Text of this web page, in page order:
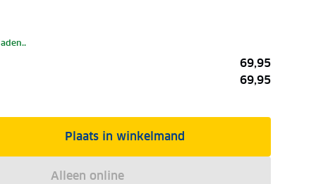
69,95
69,95
Plaats in winkelmand
Alleen online